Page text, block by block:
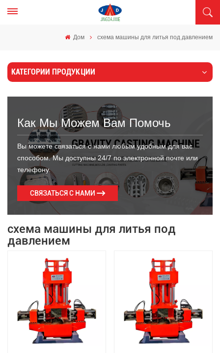
Дом схема машины для литья под давлением
КАТЕГОРИИ ПРОДУКЦИИ
Как Мы Можем Вам Помочь
Вы можете связаться с нами любым удобным для вас
способом. Мы доступны 24/7 по электронной почте или
телефону.
СВЯЗАТЬСЯ С НАМИ
схема машины для литья под
давлением